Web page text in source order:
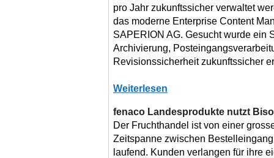
pro Jahr zukunftssicher verwaltet
das moderne Enterprise Content
SAPERION AG. Gesucht wurde ein
Archivierung,
Revisionssicherheit zukunftssicher
Weiterlesen
fenaco Landesprodukte nutzt
Der Fruchthandel ist von einer
Zeitspanne zwischen
laufend. Kunden verlangen für ihre